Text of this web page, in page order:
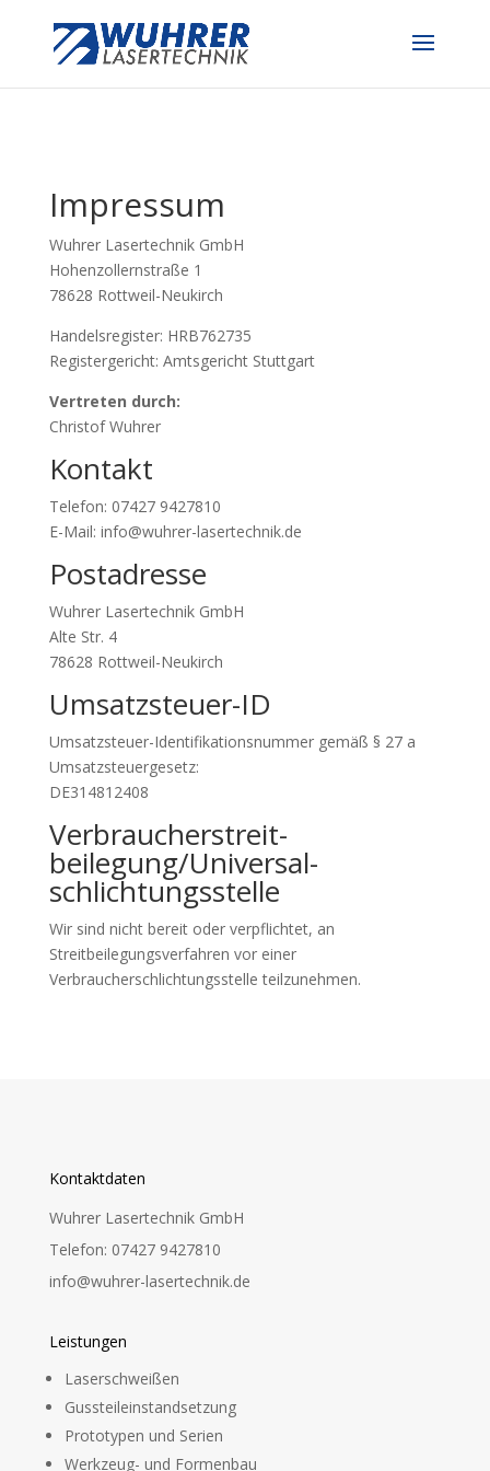
Impressum
Wuhrer Lasertechnik GmbH
Hohenzollernstraße 1
78628 Rottweil-Neukirch
Handelsregister: HRB762735
Registergericht: Amtsgericht Stuttgart
Vertreten durch:
Christof Wuhrer
Kontakt
Telefon: 07427 9427810
E-Mail: info@wuhrer-lasertechnik.de
Postadresse
Wuhrer Lasertechnik GmbH
Alte Str. 4
78628 Rottweil-Neukirch
Umsatzsteuer-ID
Umsatzsteuer-Identifikationsnummer gemäß § 27 a
Umsatzsteuergesetz:
DE314812408
Verbraucher­streit­
beilegung/Universal­
schlichtungs­stelle
Wir sind nicht bereit oder verpflichtet, an
Streitbeilegungsverfahren vor einer
Verbraucherschlichtungsstelle teilzunehmen.
Kontaktdaten
Wuhrer Lasertechnik GmbH
Telefon: 07427 9427810
info@wuhrer-lasertechnik.de
Leistungen
Laserschweißen
Gussteileinstandsetzung
Prototypen und Serien
Werkzeug- und Formenbau